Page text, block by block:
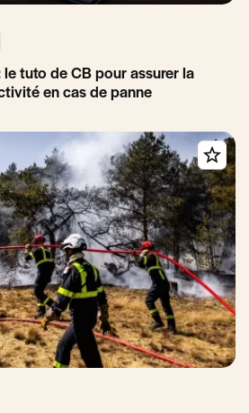
tuto de CB pour assurer la
en cas de panne